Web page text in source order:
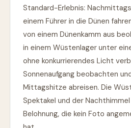
Standard-Erlebnis: Nachmittags
einem Führer in die Dünen
von einem Dünenkamm aus
in einem Wüstenlager unter
ohne konkurrierendes Licht
Sonnenaufgang beobachten
Mittagshitze abreisen. Die
Spektakel und der
Belohnung, die kein Foto